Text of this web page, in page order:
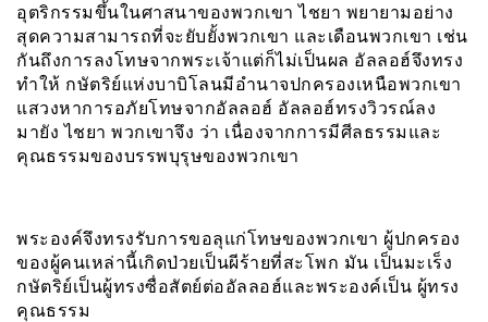
อุตริกรรมขึ้นในศาสนาของพวกเขา ไชยา พยายามอย่าง
สุดความสามารถที่จะยับยั้งพวกเขา และเดือนพวกเขา เช่น
กันถึงการลงโทษจากพระเจ้าแต่ก็ไม่เป็นผล อัลลอฮ์จึงทรง
ทำให้ กษัตริย์แห่งบาบิโลนมีอำนาจปกครองเหนือพวกเขา
แสวงหาการอภัยโทษจากอัลลอฮ์ อัลลอฮ์ทรงวิวรณ์ลง
มายัง ไชยา พวกเขาจึง ว่า เนื่องจากการมีศีลธรรมและ
คุณธรรมของบรรพบุรุษของพวกเขา
พระองค์จึงทรงรับการขอลุแก่โทษของพวกเขา ผู้ปกครอง
ของผู้คนเหล่านี้เกิดป่วยเป็นผีร้ายที่สะโพก มัน เป็นมะเร็ง
กษัตริย์เป็นผู้ทรงซื่อสัตย์ต่ออัลลอฮ์และพระองค์เป็น ผู้ทรง
คุณธรรม